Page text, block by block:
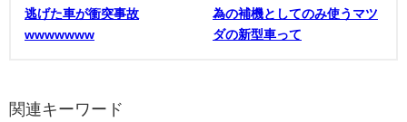
逃げた車が衝突事故
wwwwwww
為の補機としてのみ使うマツ
ダの新型車って
関連キーワード